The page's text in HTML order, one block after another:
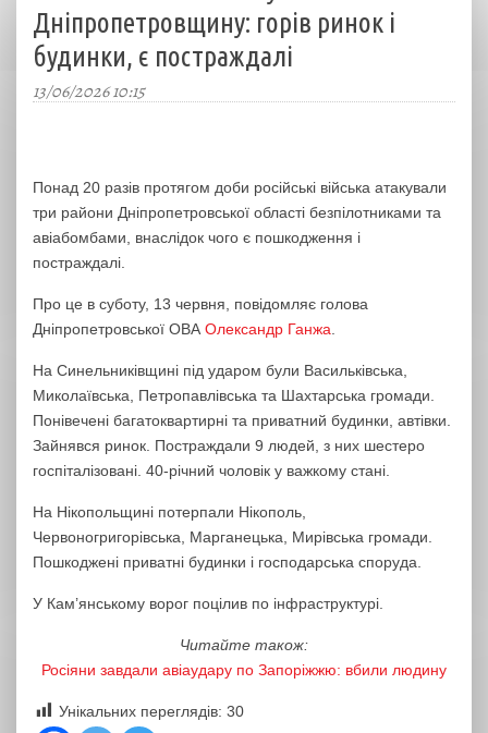
Дніпропетровщину: горів ринок і
будинки, є постраждалі
13/06/2026 10:15
Понад 20 разів протягом доби російські війська атакували
три райони Дніпропетровської області безпілотниками та
авіабомбами, внаслідок чого є пошкодження і
постраждалі.
Про це в суботу, 13 червня, повідомляє голова
Дніпропетровської ОВА Олександр Ганжа
На Синельниківщині під ударом були Васильківська,
Миколаївська, Петропавлівська та Шахтарська громади.
Понівечені багатоквартирні та приватний будинки, автівки.
Зайнявся ринок. Постраждали 9 людей, з них шестеро
госпіталізовані. 40-річний чоловік у важкому стані.
На Нікопольщині потерпали Нікополь,
Червоногригорівська, Марганецька, Мирівська громади.
Пошкоджені приватні будинки і господарська споруда.
У Кам’янському ворог поцілив по інфраструктурі.
Читайте також:
Росіяни завдали авіаудару по Запоріжжю: вбили людину
Унікальних переглядів: 30